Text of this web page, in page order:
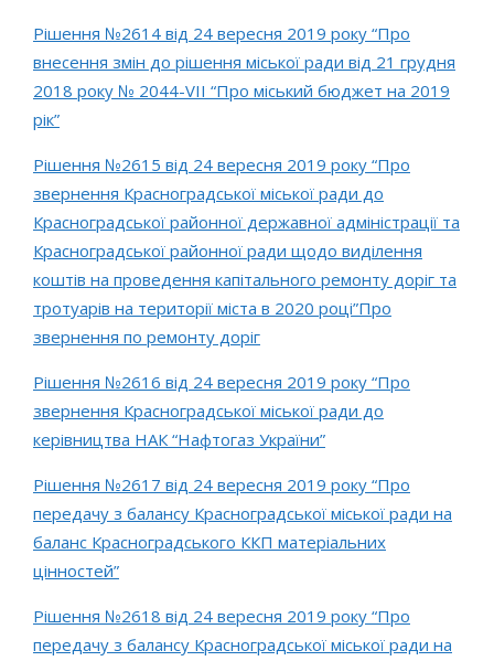
Рішення №2614 від 24 вересня 2019 року “Про
внесення змін до рішення міської ради від 21 грудня
2018 року № 2044-VIІ “Про міський бюджет на 2019
рік”
Рішення №2615 від 24 вересня 2019 року “Про
звернення Красноградської міської ради до
Красноградської районної державної адміністрації та
Красноградської районної ради щодо виділення
коштів на проведення капітального ремонту доріг та
тротуарів на території міста в 2020 році”Про
звернення по ремонту доріг
Рішення №2616 від 24 вересня 2019 року “Про
звернення Красноградської міської ради до
керівництва НАК “Нафтогаз України”
Рішення №2617 від 24 вересня 2019 року “Про
передачу з балансу Красноградської міської ради на
баланс Красноградського ККП матеріальних
цінностей”
Рішення №2618 від 24 вересня 2019 року “Про
передачу з балансу Красноградської міської ради на